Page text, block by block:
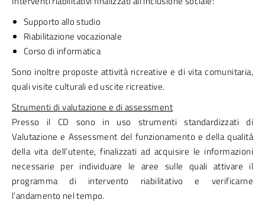
Supporto allo studio
Riabilitazione vocazionale
Corso di informatica
Sono inoltre proposte attività ricreative e di vita comunitaria,
quali visite culturali ed uscite ricreative.
Strumenti di valutazione e di assessment
Presso il CD sono in uso strumenti standardizzati di
Valutazione e Assessment del funzionamento e della qualità
della vita dell’utente, finalizzati ad acquisire le informazioni
necessarie per individuare le aree sulle quali attivare il
programma di intervento riabilitativo e verificarne
l’andamento nel tempo.